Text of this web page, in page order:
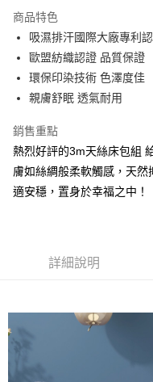
合作金庫商業銀行
華南商業銀行
上海商業儲蓄銀行
國泰世華商業銀行
臺灣中小企業銀行
聯邦商業銀行
元大商業銀行
台新國際商業銀行
台灣樂天信用卡公司
LINE Pay
Apple Pay
街口支付
Google Pay
全盈+PAY
1.本服務由台灣大哥大提供，
3.實際核准額度、可分期數及
4.訂單成立30分鐘內，如未前
消。如遇「轉專審核」未通過
AFTEE先享後付
AFTEE先享後付是「在收到商
１．簡單：不需註冊會員、不
３．安心：先確認商品／服務
商品特色
吸濕排汗國際大廠專利
歐盟紡織認證 品質保證
環保印染技術 色澤度佳
親膚舒眠 透氣耐用
銷售重點
熱烈好評的3m天絲床包組
膚如絲綢般柔軟觸感，天
適安穩，置身於幸福之中！
詳細說明